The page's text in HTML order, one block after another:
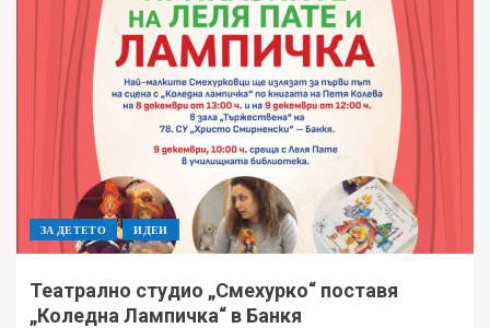
ЗА ДЕТЕТО ИДЕИ
Театрално студио „Смехурко“ поставя
„Коледна Лампичка“ в Банкя